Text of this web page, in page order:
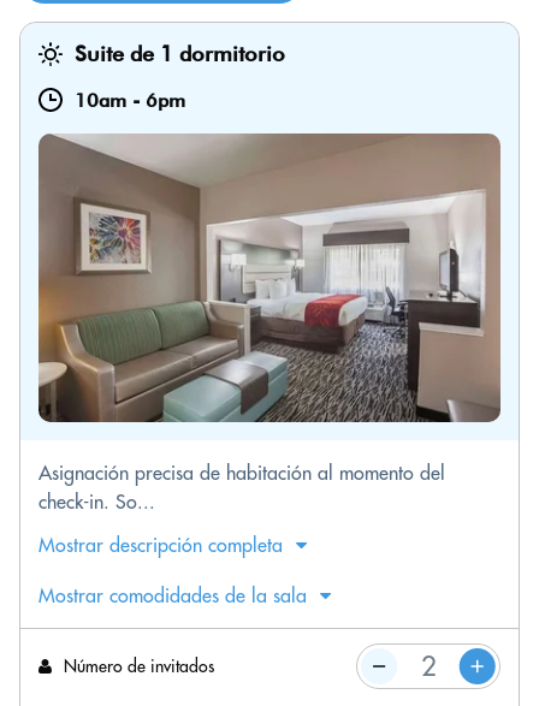
Suite de 1 dormitorio
10am - 6pm
Asignación precisa de habitación al momento del
check-in. So...
Mostrar descripción completa
Mostrar comodidades de la sala
Número de invitados